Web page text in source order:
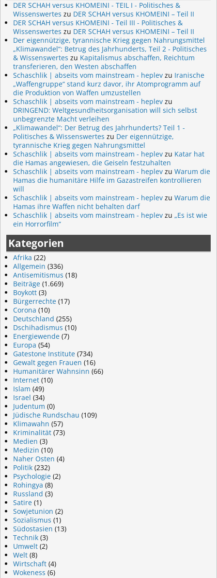
DER SCHAH versus KHOMEINI - TEIL I - Politisches &
Wissenswertes zu DER SCHAH versus KHOMEINI – Teil II
DER SCHAH versus KHOMEINI - Teil III - Politisches &
Wissenswertes zu DER SCHAH versus KHOMEINI – Teil II
Der eigennützige, tyrannische Krieg gegen Nahrungsmittel
„Klimawandel“: Betrug des Jahrhunderts, Teil 2 - Politisches
& Wissenswertes zu Kapitalismus abschaffen, Reichtum
transferieren, den Westen abschaffen
Schaschlik | abseits vom mainstream - heplev zu Iranische
„Waffengruppe“ stand kurz davor, ihr Atomprogramm auf
die Produktion von Waffen umzustellen
Schaschlik | abseits vom mainstream - heplev zu
DRINGEND: Weltgesundheitsorganisation will sich selbst
unbegrenzte Macht verleihen
„Klimawandel“: Der Betrug des Jahrhunderts? Teil 1 -
Politisches & Wissenswertes zu Der eigennützige,
tyrannische Krieg gegen Nahrungsmittel
Schaschlik | abseits vom mainstream - heplev zu Katar hat
die Hamas angewiesen, die Geiseln festzuhalten
Schaschlik | abseits vom mainstream - heplev zu Warum die
Hamas die humanitäre Hilfe im Gazastreifen kontrollieren
will
Schaschlik | abseits vom mainstream - heplev zu Warum die
Hamas ihre Waffen nicht behalten darf
Schaschlik | abseits vom mainstream - heplev zu „Es ist wie
ein Horrorfilm“
Kategorien
Afrika (22)
Allgemein (336)
Antisemitismus (18)
Beiträge (1.669)
Boykott (3)
Bürgerrechte (17)
Corona (10)
Deutschland (255)
Dschihadismus (10)
Energiewende (7)
Europa (54)
Gatestone Institute (734)
Gewalt gegen Frauen (16)
Humanitärer Wahnsinn (66)
Internet (10)
Islam (49)
Israel (34)
Judentum (0)
Jüdische Rundschau (109)
Klimawahn (57)
Kriminalität (73)
Medien (3)
Medizin (10)
Naher Osten (4)
Politik (232)
Psychologie (2)
Rohingya (8)
Russland (3)
Satire (1)
Sowjetunion (2)
Sozialismus (1)
Südostasien (13)
Technik (3)
Umwelt (2)
Welt (8)
Wirtschaft (4)
Wokeness (6)